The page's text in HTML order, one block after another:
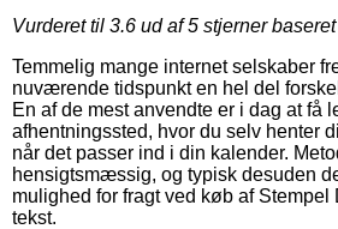
Vurderet til 3.6 ud af 5 stjerner
Temmelig mange internet selskaber
nuværende tidspunkt en hel del
En af de mest anvendte er i dag at få
afhentningssted, hvor du selv henter
når det passer ind i din kalender.
hensigtsmæssig, og typisk desuden
mulighed for fragt ved køb af Stempel
tekst.